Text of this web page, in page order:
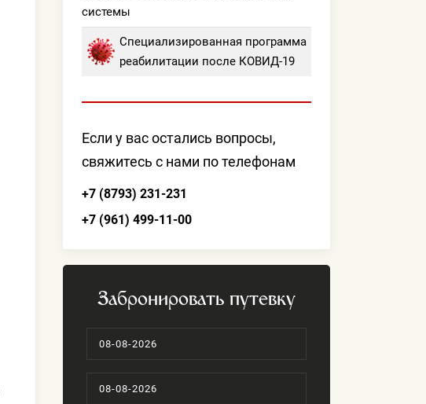
системы
Специализированная программа
реабилитации после КОВИД-19
Если у вас остались вопросы,
свяжитесь с нами по телефонам
+7 (8793) 231-231
+7 (961) 499-11-00
Забронировать путевку